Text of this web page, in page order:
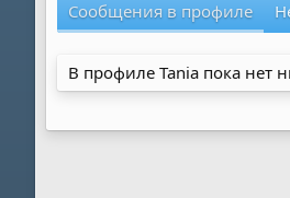
Сообщения в профиле
В профиле Tania пока нет